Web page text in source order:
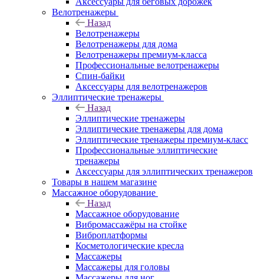
Велотренажеры
Назад
Велотренажеры
Велотренажеры для дома
Велотренажеры премиум-класса
Профессиональные велотренажеры
Спин-байки
Аксессуары для велотренажеров
Эллиптические тренажеры
Назад
Эллиптические тренажеры
Эллиптические тренажеры для дома
Эллиптические тренажеры премиум-класс
Профессиональные эллиптические
тренажеры
Аксессуары для эллиптических тренажеров
Товары в нашем магазине
Массажное оборудование
Назад
Массажное оборудование
Вибромассажёры на стойке
Виброплатформы
Косметологические кресла
Массажеры
Массажеры для головы